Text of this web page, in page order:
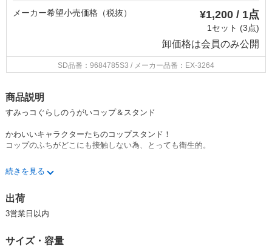
メーカー希望小売価格（税抜） ¥1,200 / 1点
1セット (3点)
卸価格は会員のみ公開
SD品番：9684785S3 / メーカー品番：EX-3264
商品説明
すみっコぐらしのうがいコップ＆スタンド
かわいいキャラクターたちのコップスタンド！
コップのふちがどこにも接触しない為、とっても衛生的。
コップがとっても衛生的！
コップの飲み口がどこにも接触しないので、とっても衛生的です。
清潔な状態を保つことが出来ます。
コップを被せると、それぞれの物語の世界観が広がります！（
続きを見る
出荷
3営業日以内
サイズ・容量